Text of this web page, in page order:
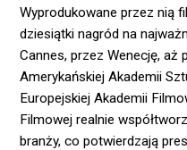
Wyprodukowane przez nią
dziesiątki nagród na
Cannes, przez Wenecję, aż
Amerykańskiej Akademii
Europejskiej Akademii
Filmowej realnie
branży, co potwierdzają